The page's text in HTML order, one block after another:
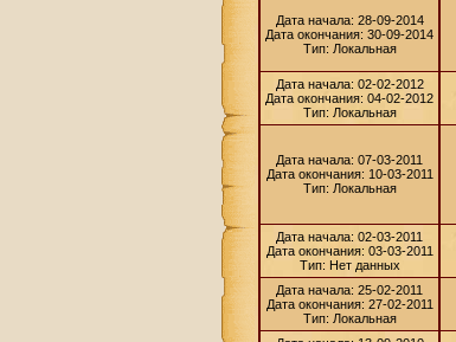
Дата начала: 28-09-2014
Дата окончания: 30-09-2014
Тип: Локальная
Дата начала: 02-02-2012
Дата окончания: 04-02-2012
Тип: Локальная
Дата начала: 07-03-2011
Дата окончания: 10-03-2011
Тип: Локальная
Дата начала: 02-03-2011
Дата окончания: 03-03-2011
Тип: Нет данных
Дата начала: 25-02-2011
Дата окончания: 27-02-2011
Тип: Локальная